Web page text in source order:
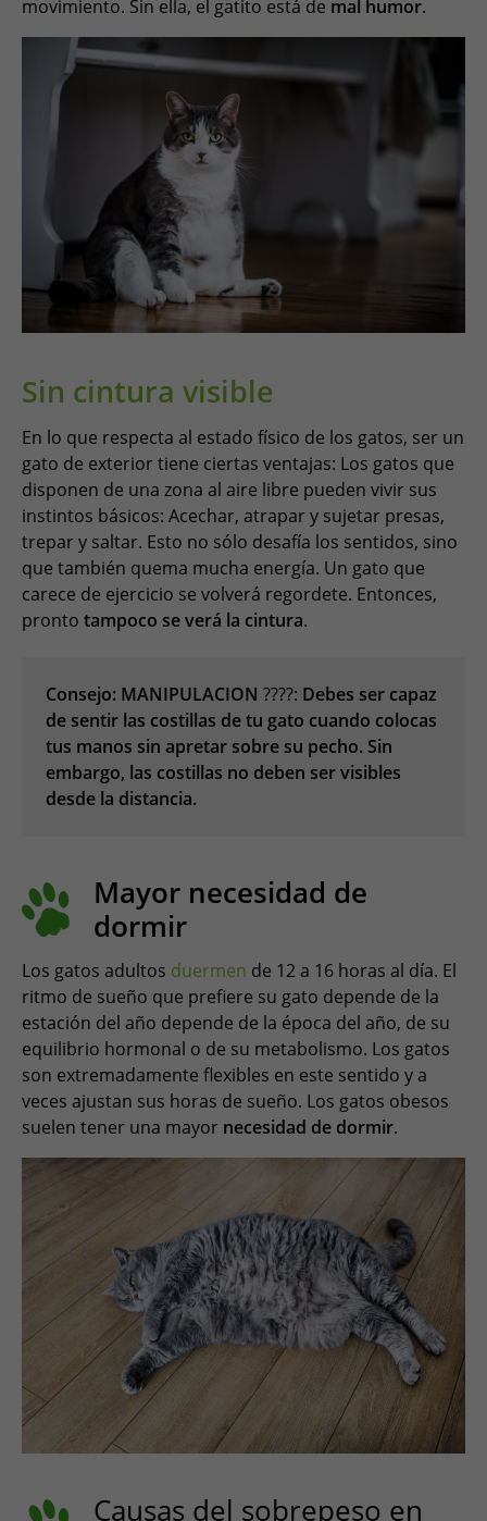
movimiento. Sin ella, el gatito está de mal humor.
Sin cintura visible
En lo que respecta al estado físico de los gatos, ser un
gato de exterior tiene ciertas ventajas: Los gatos que
disponen de una zona al aire libre pueden vivir sus
instintos básicos: Acechar, atrapar y sujetar presas,
trepar y saltar. Esto no sólo desafía los sentidos, sino
que también quema mucha energía. Un gato que
carece de ejercicio se volverá regordete. Entonces,
pronto tampoco se verá la cintura.
Consejo: MANIPULACION ????: Debes ser capaz
de sentir las costillas de tu gato cuando colocas
tus manos sin apretar sobre su pecho. Sin
embargo, las costillas no deben ser visibles
desde la distancia.
Mayor necesidad de
dormir
Los gatos adultos duermen de 12 a 16 horas al día. El
ritmo de sueño que prefiere su gato depende de la
estación del año depende de la época del año, de su
equilibrio hormonal o de su metabolismo. Los gatos
son extremadamente flexibles en este sentido y a
veces ajustan sus horas de sueño. Los gatos obesos
suelen tener una mayor necesidad de dormir.
Causas del sobrepeso en